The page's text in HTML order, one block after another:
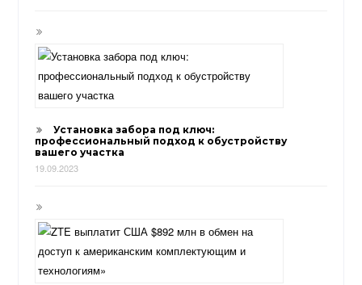
Установка забора под ключ:
профессиональный подход к обустройству
вашего участка
19.09.2023